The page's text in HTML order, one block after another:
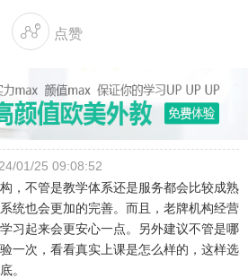
 点赞
01/25 09:08:52
，不管是教学体系还是服务都会比较成熟
统也会更加的完善。而且，老牌机构经营
习起来会更安心一点。另外建议不管是哪
一次，看看真实上课是怎么样的，这样选
。